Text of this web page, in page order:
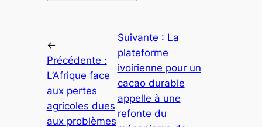
←
Précédente :
L’Afrique face
aux pertes
agricoles dues
aux problèmes
Suivante : La
plateforme
ivoirienne pour un
cacao durable
appelle à une
refonte du